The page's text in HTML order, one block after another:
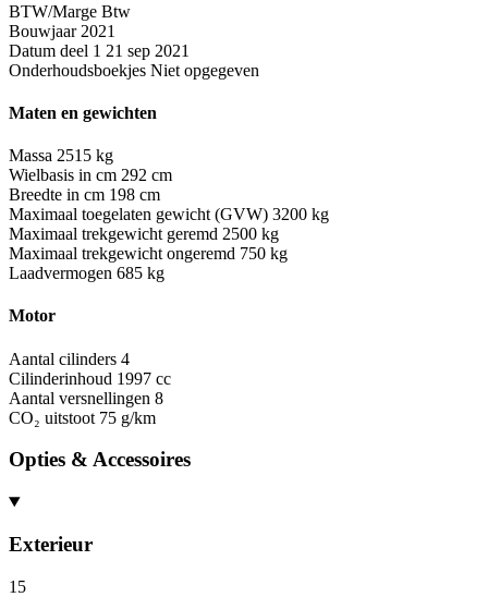
BTW/Marge Btw
Bouwjaar 2021
Datum deel 1 21 sep 2021
Onderhoudsboekjes Niet opgegeven
Maten en gewichten
Massa 2515 kg
Wielbasis in cm 292 cm
Breedte in cm 198 cm
Maximaal toegelaten gewicht (GVW) 3200 kg
Maximaal trekgewicht geremd 2500 kg
Maximaal trekgewicht ongeremd 750 kg
Laadvermogen 685 kg
Motor
Aantal cilinders 4
Cilinderinhoud 1997 cc
Aantal versnellingen 8
CO₂ uitstoot 75 g/km
Opties & Accessoires
Exterieur
15